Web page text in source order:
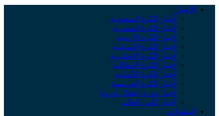
الأخبار
أخبار الكرة السعودية
أخبار الكرة المصرية
أخبار الكرة الأردنية
أخبار الكرة الإسبانية
أخبار الكرة الإنجليزية
أخبار الكرة الإيطالية
أخبار الكرة الألمانية
أخبار الكرة الفرنسية
أخبار دوري أبطال أوروبا
أخبار كأس العالم
البطولات